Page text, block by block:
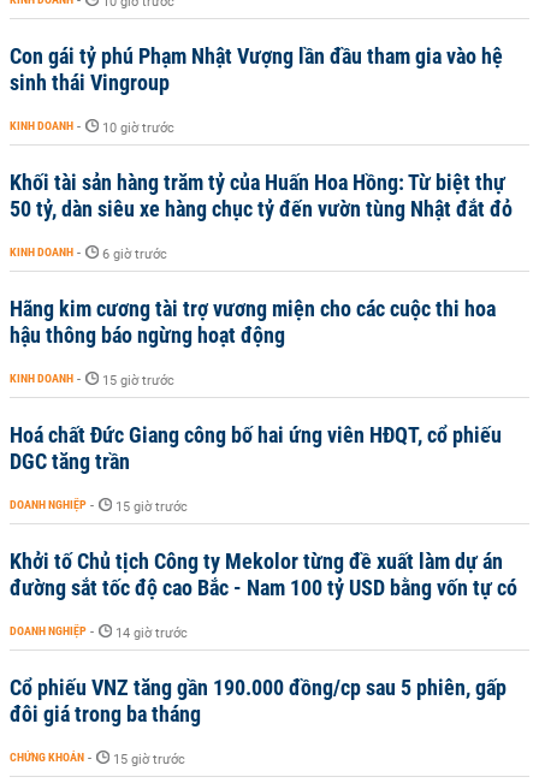
Con gái tỷ phú Phạm Nhật Vượng lần đầu tham gia vào hệ
sinh thái Vingroup
KINH DOANH - 10 giờ trước
Khối tài sản hàng trăm tỷ của Huấn Hoa Hồng: Từ biệt thự
50 tỷ, dàn siêu xe hàng chục tỷ đến vườn tùng Nhật đắt đỏ
KINH DOANH - 6 giờ trước
Hãng kim cương tài trợ vương miện cho các cuộc thi hoa
hậu thông báo ngừng hoạt động
KINH DOANH - 15 giờ trước
Hoá chất Đức Giang công bố hai ứng viên HĐQT, cổ phiếu
DGC tăng trần
DOANH NGHIỆP - 15 giờ trước
Khởi tố Chủ tịch Công ty Mekolor từng đề xuất làm dự án
đường sắt tốc độ cao Bắc - Nam 100 tỷ USD bằng vốn tự có
DOANH NGHIỆP - 14 giờ trước
Cổ phiếu VNZ tăng gần 190.000 đồng/cp sau 5 phiên, gấp
đôi giá trong ba tháng
CHỨNG KHOÁN - 15 giờ trước